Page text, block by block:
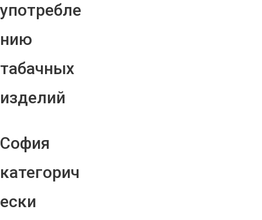
употребле
нию
табачных
изделий
София
категорич
ески